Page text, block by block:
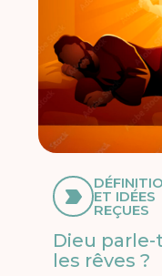
ET IDÉES
REÇUES
Dieu parle-
les rêves ?